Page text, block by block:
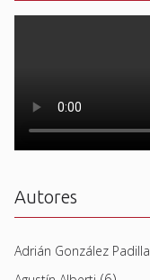
Autores
Adrián González Padilla